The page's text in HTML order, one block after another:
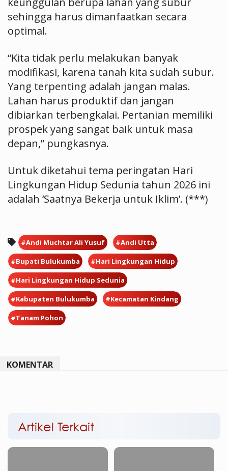
sehingga harus dimanfaatkan secara
optimal.
“Kita tidak perlu melakukan banyak
modifikasi, karena tanah kita sudah subur.
Yang terpenting adalah jangan malas.
Lahan harus produktif dan jangan
dibiarkan terbengkalai. Pertanian memiliki
prospek yang sangat baik untuk masa
depan,” pungkasnya.
Untuk diketahui tema peringatan Hari
Lingkungan Hidup Sedunia tahun 2026 ini
adalah ‘Saatnya Bekerja untuk Iklim’. (***)
#Andi Muchtar Ali Yusuf #Andi Utta
#Bupati Bulukumba #Hari Lingkungan Hidup
#Hari Lingkungan Hidup Sedunia
#Kabupaten Bulukumba #Kecamatan Kindang
#Tanam Pohon
KOMENTAR
Artikel Terkait